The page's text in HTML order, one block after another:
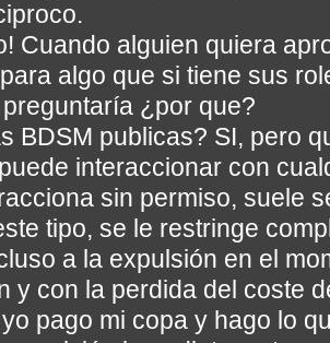
Cuando alguien quiera
algo que si tiene sus
¿por que?
BDSM publicas? SI, pero
interaccionar con
sin permiso, suele
tipo, se le restringe
a la expulsión en el
y con la perdida del coste
pago mi copa y hago lo